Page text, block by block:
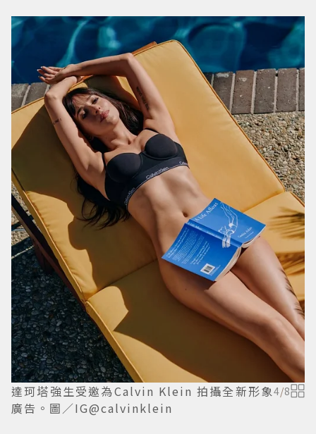
達珂塔強生受邀為Calvin Klein 拍攝全新形象
廣告。圖／IG@calvinklein
4/8